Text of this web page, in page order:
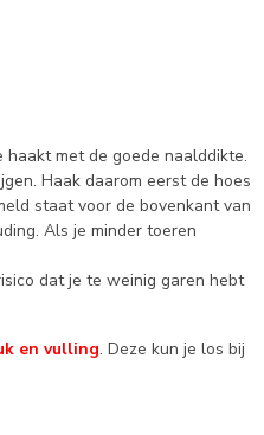
met de goede naalddikte.
Haak daarom eerst de hoes
staat voor de bovenkant van
Als je minder toeren
dat je te weinig garen hebt
en vulling. Deze kun je los bij